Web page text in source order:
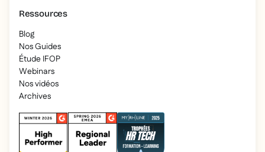
Ressources
Blog
Nos Guides
Étude IFOP
Webinars
Nos vidéos
Archives